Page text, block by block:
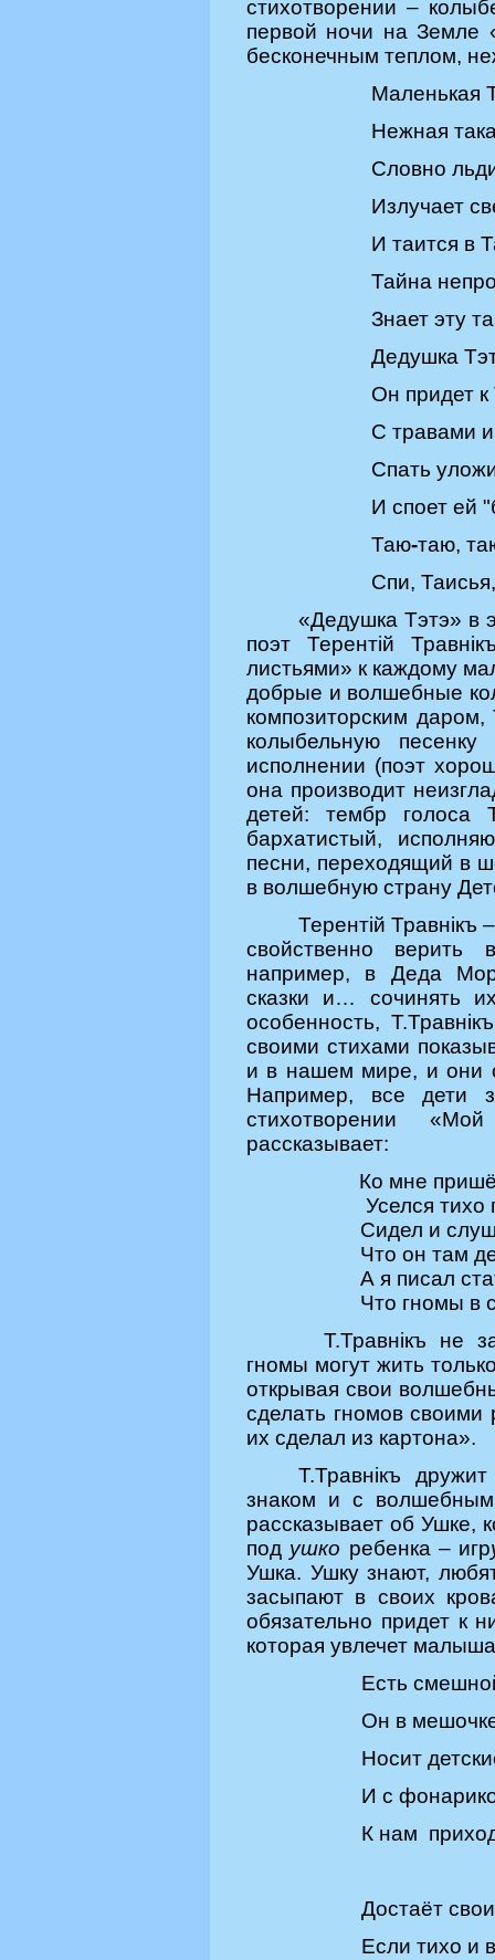
стихотворении –
первой ночи на Земле
бесконечным теплом,
Маленькая
Нежная
Словно
Излучает
И таится в
Тайна
Знает эту
Дедушка
Он придет
С травами
Спать
И споет ей
Таю-таю,
Спи,
«Дедушка Тэтэ» в
поэт Терентiй
листьями» к каждому
добрые и волшебные
композиторским
колыбельную
исполнении (поэт
она производит
детей: тембр голоса
бархатистый,
песни, переходящий в
в волшебную страну
Терентiй Травнiкъ
свойственно верить
например, в Деда
сказки и… сочинять
особенность,
своими стихами
и в нашем мире, и они
Например, все дети
стихотворении
рассказывает:
Ко мне
Уселся тихо
Сидел и
Что он там
А я писал
Что гномы в
Т.Травнiкъ не
гномы могут жить
открывая свои
сделать гномов
их сделал из картона».
Т.Травнiкъ
знаком и с
рассказывает об Ушке,
под ушко ребенка – игр
Ушка. Ушку знают,
засыпают в своих
обязательно придет к
которая увлечет
Есть
Он в
Носит
И с
К нам
Достаёт
Если тихо и